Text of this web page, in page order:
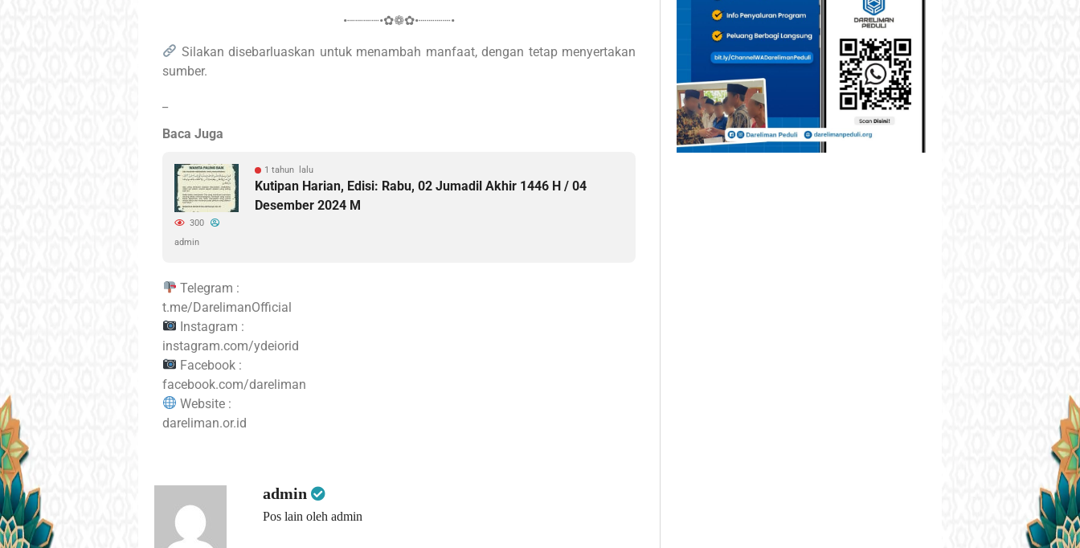
•┈┈┈┈•✿❁✿•┈┈┈┈•
Silakan disebarluaskan untuk menambah manfaat, dengan tetap menyertakan
sumber.
Baca Juga
1 tahun lalu
Kutipan Harian, Edisi: Rabu, 02 Jumadil Akhir 1446 H / 04
Desember 2024 M
300
admin
Telegram :
t.me/DarelimanOfficial
Instagram :
instagram.com/ydeiorid
Facebook :
facebook.com/dareliman
Website :
dareliman.or.id
admin
Pos lain oleh admin